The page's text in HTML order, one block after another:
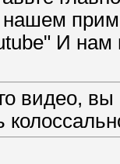
И
видео,